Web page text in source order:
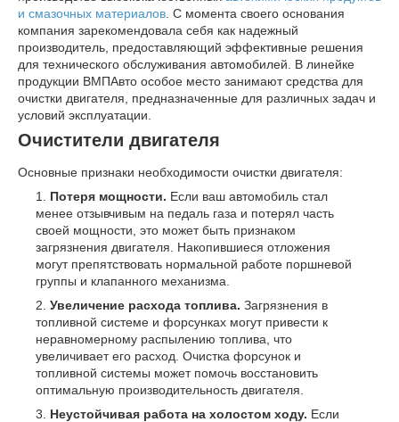
и смазочных материалов . С момента своего основания
компания зарекомендовала себя как надежный
производитель, предоставляющий эффективные решения
для технического обслуживания автомобилей. В линейке
продукции ВМПАвто особое место занимают средства для
очистки двигателя, предназначенные для различных задач и
условий эксплуатации.
Очистители двигателя
Основные признаки необходимости очистки двигателя:
Потеря мощности. Если ваш автомобиль стал
менее отзывчивым на педаль газа и потерял часть
своей мощности, это может быть признаком
загрязнения двигателя. Накопившиеся отложения
могут препятствовать нормальной работе поршневой
группы и клапанного механизма.
Увеличение расхода топлива. Загрязнения в
топливной системе и форсунках могут привести к
неравномерному распылению топлива, что
увеличивает его расход. Очистка форсунок и
топливной системы может помочь восстановить
оптимальную производительность двигателя.
Неустойчивая работа на холостом ходу. Если